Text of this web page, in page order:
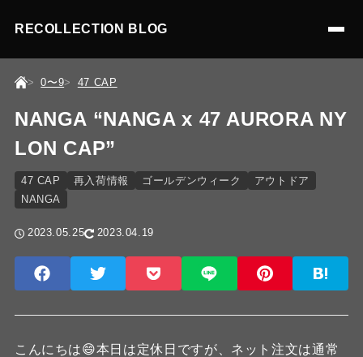
RECOLLECTION BLOG
0〜9 47 CAP
NANGA “NANGA x 47 AURORA NY
LON CAP”
47 CAP 再入荷情報 ゴールデンウィーク
アウトドア
NANGA
2023.05.25 2023.04.19
こんにちは😄本日は定休日ですが、ネット注文は通常